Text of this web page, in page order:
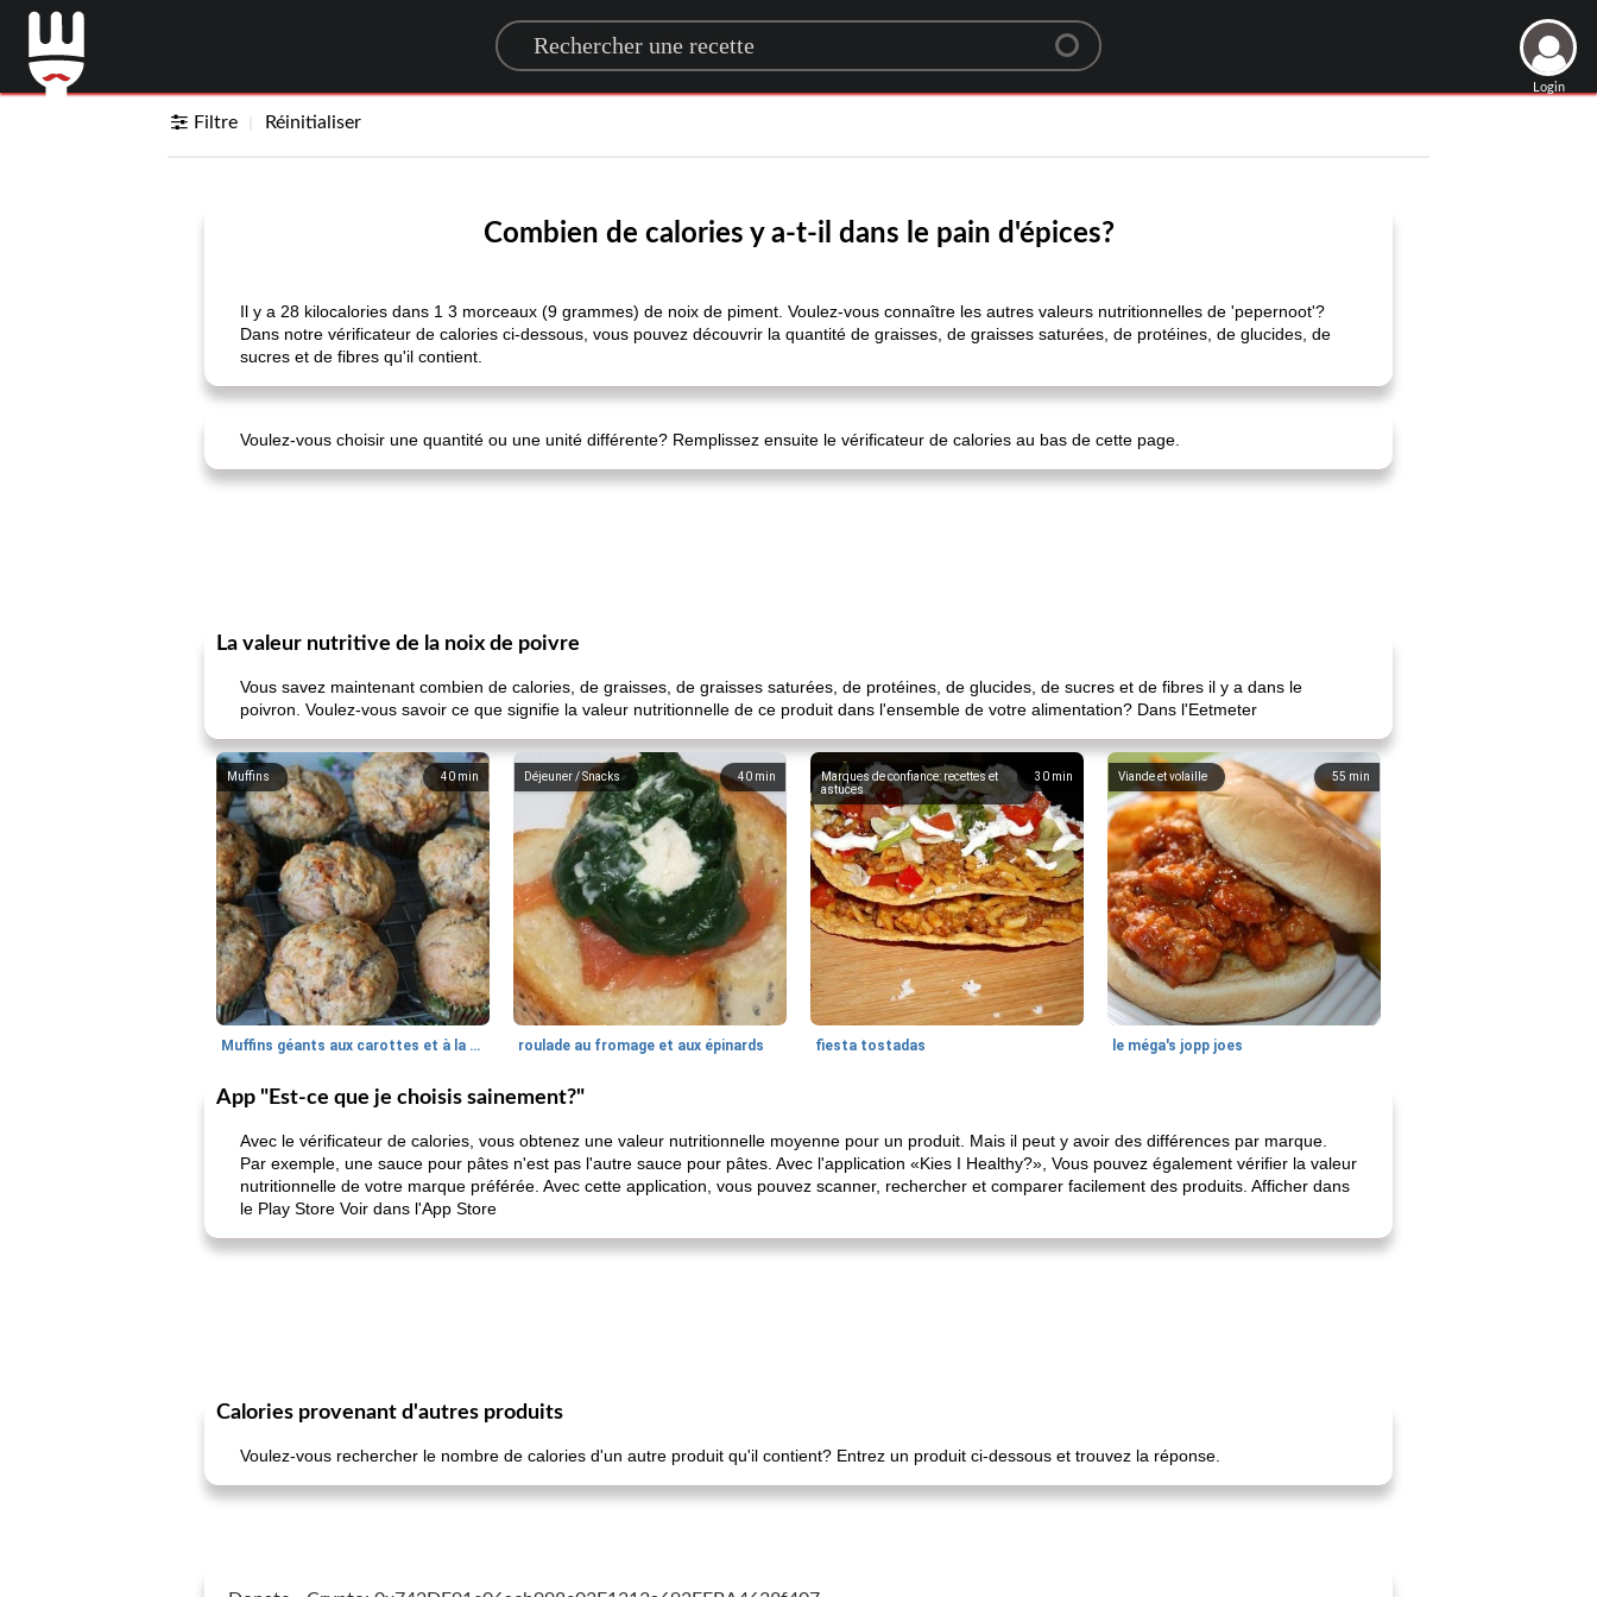
Search for a recipe
Login
Filtre Réinitialiser
Combien de calories y a-t-il dans le pain d'épices?
Il y a 28 kilocalories dans 1 3 morceaux (9 grammes) de noix de piment. Voulez-vous connaître les autres valeurs nutritionnelles de 'pepernoot'?
Dans notre vérificateur de calories ci-dessous, vous pouvez découvrir la quantité de graisses, de graisses saturées, de protéines, de glucides, de
sucres et de fibres qu'il contient.
Voulez-vous choisir une quantité ou une unité différente? Remplissez ensuite le vérificateur de calories au bas de cette page.
La valeur nutritive de la noix de poivre
Vous savez maintenant combien de calories, de graisses, de graisses saturées, de protéines, de glucides, de sucres et de fibres il y a dans le
poivron. Voulez-vous savoir ce que signifie la valeur nutritionnelle de ce produit dans l'ensemble de votre alimentation? Dans l'Eetmeter
40 min
Muffins
Muffins géants aux carottes et à la banane de Nif
40 min
Déjeuner / Snacks
roulade au fromage et aux épinards
30 min
Marques de confiance: recettes et
astuces
fiesta tostadas
55 min
Viande et volaille
le méga's jopp joes
App "Est-ce que je choisis sainement?"
Avec le vérificateur de calories, vous obtenez une valeur nutritionnelle moyenne pour un produit. Mais il peut y avoir des différences par marque.
Par exemple, une sauce pour pâtes n'est pas l'autre sauce pour pâtes. Avec l'application «Kies I Healthy?», Vous pouvez également vérifier la valeur
nutritionnelle de votre marque préférée. Avec cette application, vous pouvez scanner, rechercher et comparer facilement des produits. Afficher dans
le Play Store Voir dans l'App Store
Calories provenant d'autres produits
Voulez-vous rechercher le nombre de calories d'un autre produit qu'il contient? Entrez un produit ci-dessous et trouvez la réponse.